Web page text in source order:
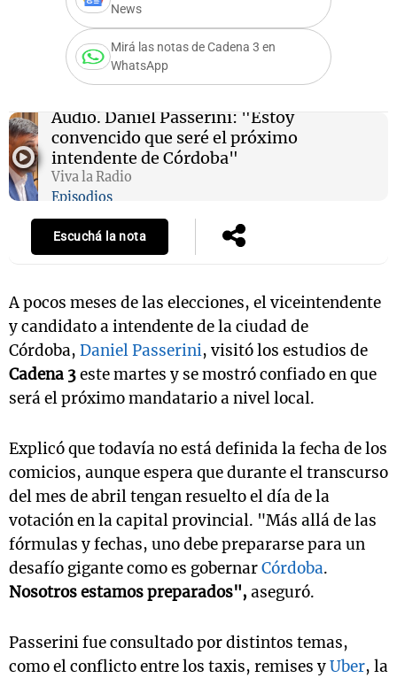
News
Mirá las notas de Cadena 3 en
WhatsApp
Audio. Daniel Passerini: "Estoy
convencido que seré el próximo
intendente de Córdoba"
Viva la Radio
Episodios
Escuchá la nota
A pocos meses de las elecciones, el viceintendente
y candidato a intendente de la ciudad de
Córdoba, Daniel Passerini, visitó los estudios de
Cadena 3este martes y se mostró confiado en que
será el próximo mandatario a nivel local.
Explicó que todavía no está definida la fecha de los
comicios, aunque espera que durante el transcurso
del mes de abril tengan resuelto el día de la
votación en la capital provincial. "Más allá de las
fórmulas y fechas, uno debe prepararse para un
desafío gigante como es gobernarCórdoba.
Nosotros estamos preparados", aseguró.
Passerini fue consultado por distintos temas,
como el conflicto entre los taxis, remises yUber, la